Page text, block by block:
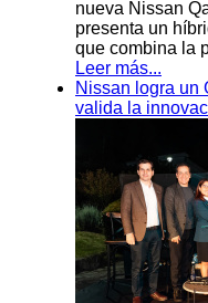
nueva Nissan
presenta un
que combina la
Leer más...
Nissan logra
valida la